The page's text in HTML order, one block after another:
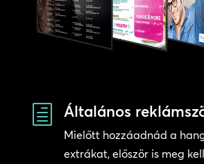
h Általános
Mielőtt hozzáadnád a
extrákat, először is meg